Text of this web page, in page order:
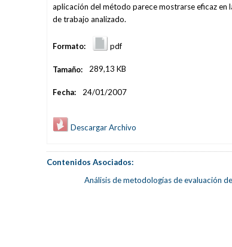
aplicación del método parece mostrarse eficaz en
de trabajo analizado.
Formato: pdf
Tamaño: 289,13 KB
Fecha: 24/01/2007
Descargar Archivo
Contenidos Asociados:
Análisis de metodologías de evaluación